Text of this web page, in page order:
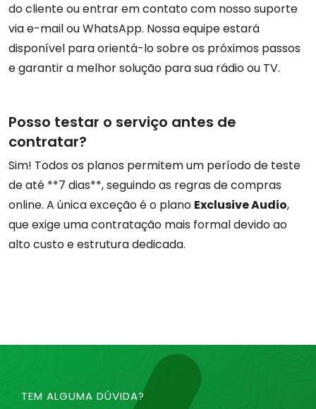
do cliente ou entrar em contato com nosso suporte
via e-mail ou WhatsApp. Nossa equipe estará
disponível para orientá-lo sobre os próximos passos
e garantir a melhor solução para sua rádio ou TV.
Posso testar o serviço antes de
contratar?
Sim! Todos os planos permitem um período de teste
de até **7 dias**, seguindo as regras de compras
online. A única exceção é o plano Exclusive Audio,
que exige uma contratação mais formal devido ao
alto custo e estrutura dedicada.
TEM ALGUMA DÚVIDA?